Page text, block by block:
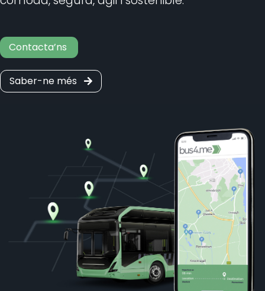
Contacta’ns
Saber-ne més